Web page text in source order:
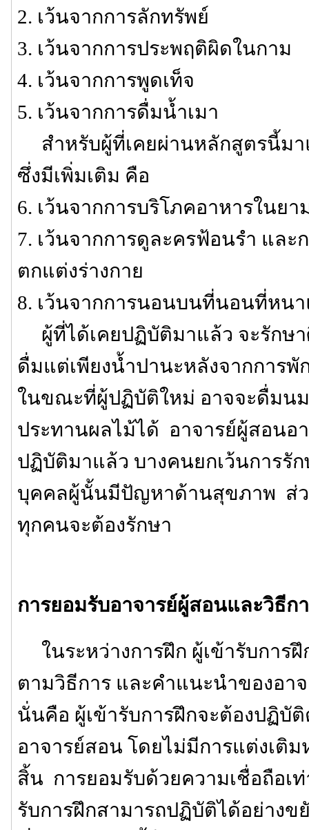
2. เว้นจากการลักทรัพย์
3. เว้นจากการประพฤติผิดในกาม
4. เว้นจากการพูดเท็จ
5. เว้นจากการดื่มน้ำเมา
สำหรับผู้ที่เคยผ่านหลักสูตรนี้มา
ซึ่งมีเพิ่มเติม คือ
6. เว้นจากการบริโภคอาหารในยา
7. เว้นจากการดูละครฟ้อนรำ และ
ตกแต่งร่างกาย
8. เว้นจากการนอนบนที่นอนที่หน
ผู้ที่ได้เคยปฏิบัติมาแล้ว จะรักษา
ดื่มแต่เพียงน้ำปานะหลังจากการพั
ในขณะที่ผู้ปฏิบัติใหม่ อาจจะดื่มน
ประทานผลไม้ได้ อาจารย์ผู้สอนอ
ปฏิบัติมาแล้ว บางคนยกเว้นการรั
บุคคลผู้นั้นมีปัญหาด้านสุขภาพ ส่ว
ทุกคนจะต้องรักษา
การยอมรับอาจารย์ผู้สอนและวิธีก
ในระหว่างการฝึก ผู้เข้ารับการ
ตามวิธีการ และคำแนะนำของอา
นั่นคือ ผู้เข้ารับการฝึกจะต้องปฏิบั
อาจารย์สอน โดยไม่มีการแต่งเติ
สิ้น การยอมรับด้วยความเชื่อถือเ
รับการฝึกสามารถปฏิบัติได้อย่าง